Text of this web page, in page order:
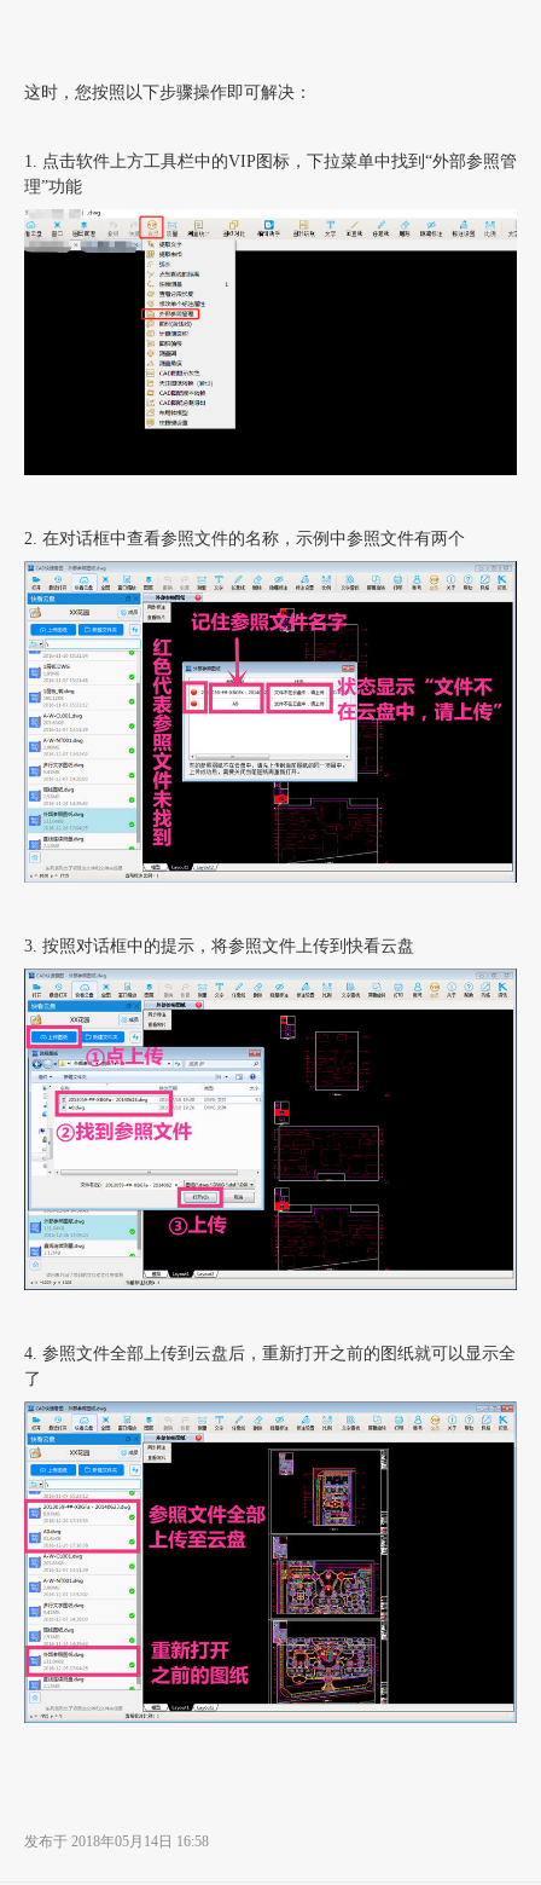
这时，您按照以下步骤操作即可解决：
1. 点击软件上方工具栏中的VIP图标，下拉菜单中找到“外部参照管
理”功能
2. 在对话框中查看参照文件的名称，示例中参照文件有两个
3. 按照对话框中的提示，将参照文件上传到快看云盘
4. 参照文件全部上传到云盘后，重新打开之前的图纸就可以显示全
了
发布于 2018年05月14日 16:58